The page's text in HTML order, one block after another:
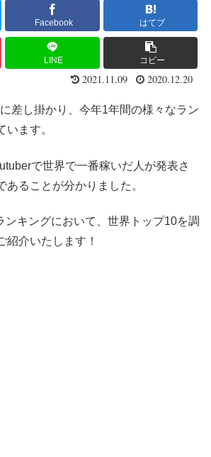
Facebook はてブ
LINE コピー
2021.11.09 2020.12.20
差し掛かり、今年1年間の様々なラン
います。
で世界で一番稼いだ人が発表さ
あることが分かりました。
ンキングにおいて、世界トップ10を調
紹介いたします！